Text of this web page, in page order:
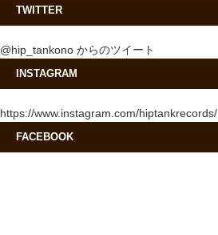
TWITTER
@hip_tankono からのツイート
INSTAGRAM
https://www.instagram.com/hiptankrecords/
FACEBOOK